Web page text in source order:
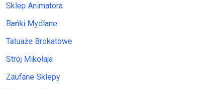
Sklep Animatora
Bańki Mydlane
Tatuaże Brokatowe
Strój Mikołaja
Zaufane Sklepy